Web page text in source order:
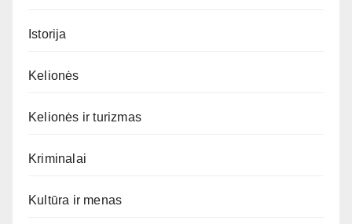
Istorija
Kelionės
Kelionės ir turizmas
Kriminalai
Kultūra ir menas